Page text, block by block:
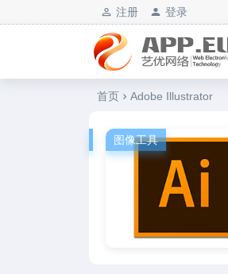
注册 登录
艺优软件乐园
首页 Adobe Illustrator
图像工具